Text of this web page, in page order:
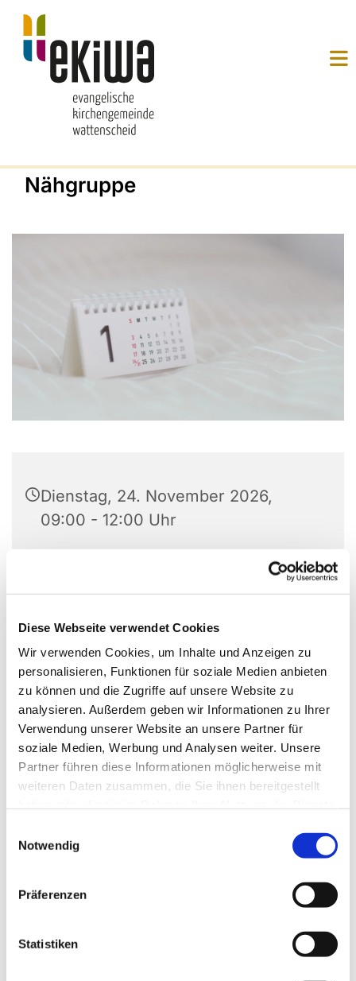
Diese Webseite verwendet Cookies
Wir verwenden Cookies, um Inhalte und Anzeigen zu
personalisieren, Funktionen für soziale Medien anbieten
zu können und die Zugriffe auf unsere Website zu
analysieren. Außerdem geben wir Informationen zu Ihrer
Verwendung unserer Website an unsere Partner für
soziale Medien, Werbung und Analysen weiter. Unsere
Partner führen diese Informationen möglicherweise mit
weiteren Daten zusammen, die Sie ihnen bereitgestellt
Notwendig
Präferenzen
Statistiken
Nähgruppe
Dienstag, 24. November 2026,
09:00 - 12:00 Uhr
Gemeindezentrum Alte Kirche, Alter
Kontakt: Gabriele Masanetz
Telefon: 0209 / 81 82 449